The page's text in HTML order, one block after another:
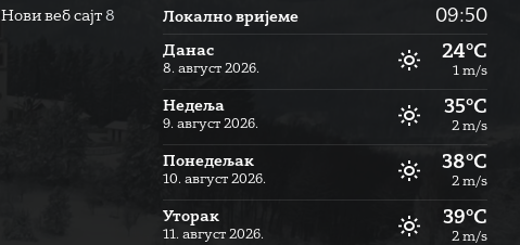
Нови веб сајт 8
Локално вријеме 09:50
Данас
8. август 2026.
24°C
1 m/s
Недеља
9. август 2026.
35°C
2 m/s
Понедељак
10. август 2026.
38°C
2 m/s
Уторак
11. август 2026.
39°C
2 m/s